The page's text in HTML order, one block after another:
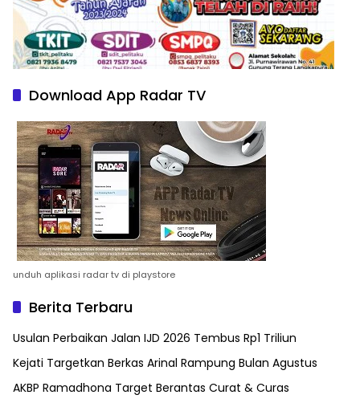
Download App Radar TV
unduh aplikasi radar tv di playstore
Berita Terbaru
Usulan Perbaikan Jalan IJD 2026 Tembus Rp1 Triliun
Kejati Targetkan Berkas Arinal Rampung Bulan Agustus
AKBP Ramadhona Target Berantas Curat & Curas